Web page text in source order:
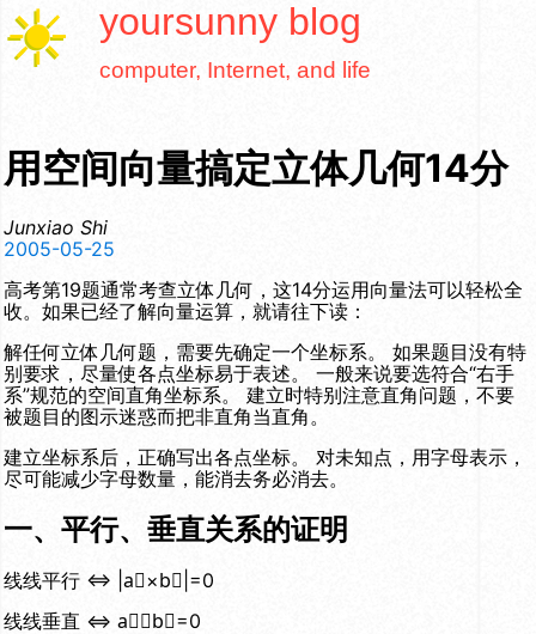
yoursunny blog
computer, Internet, and life
用空间向量搞定立体几何14分
Junxiao Shi
2005-05-25
高考第19题通常考查立体几何，这14分运用向量法可以轻松全
收。如果已经了解向量运算，就请往下读：
解任何立体几何题，需要先确定一个坐标系。 如果题目没有特
别要求，尽量使各点坐标易于表述。 一般来说要选符合“右手
系”规范的空间直角坐标系。 建立时特别注意直角问题，不要
被题目的图示迷惑而把非直角当直角。
建立坐标系后，正确写出各点坐标。 对未知点，用字母表示，
尽可能减少字母数量，能消去务必消去。
一、平行、垂直关系的证明
线线平行 ⇔ |a⃑×b⃑|=0
线线垂直 ⇔ a⃑⋅b⃑=0